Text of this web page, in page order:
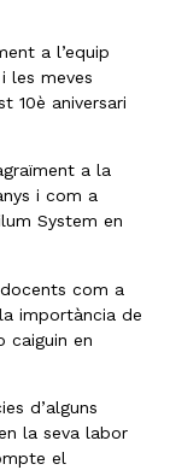
a l’equip
les meves
10è aniversari
a la
i com a
System en
com a
importància de
caiguin en
d’alguns
la seva labor
el